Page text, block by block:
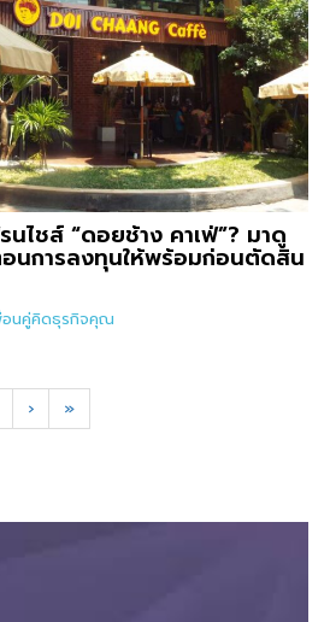
นไชส์ “ดอยช้าง คาเฟ่”? มาดู
อนการลงทุนให้พร้อมก่อนตัดสิน
อนคู่คิดธุรกิจคุณ
› »